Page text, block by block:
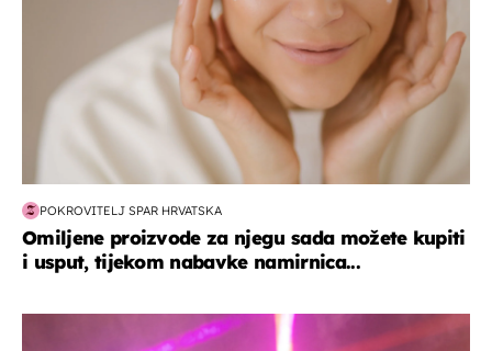
POKROVITELJ SPAR HRVATSKA
Omiljene proizvode za njegu sada možete kupiti
i usput, tijekom nabavke namirnica...